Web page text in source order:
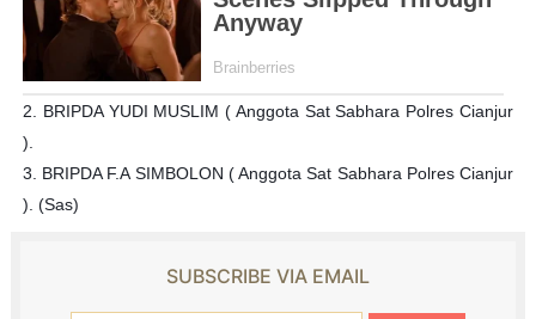
2. BRIPDA YUDI MUSLIM ( Anggota Sat Sabhara Polres Cianjur
).
3. BRIPDA F.A SIMBOLON ( Anggota Sat Sabhara Polres Cianjur
). (Sas)
SUBSCRIBE VIA EMAIL